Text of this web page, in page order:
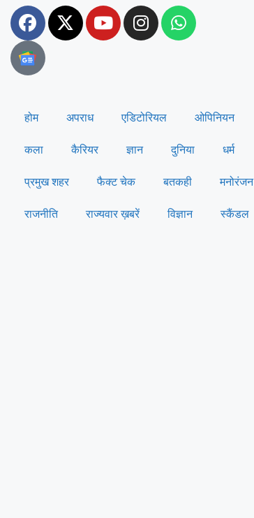
होम अपराध एडिटोरियल ओपिनियन
कला कैरियर ज्ञान दुनिया धर्म
प्रमुख शहर फैक्ट चेक बतकही मनोरंजन
राजनीति राज्यवार ख़बरें विज्ञान स्कैंडल